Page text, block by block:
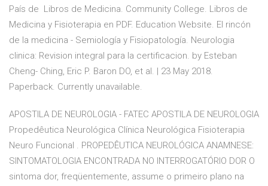
País de Libros de Medicina. Community College. Libros de
Medicina y Fisioterapia en PDF. Education Website. El rincón
de la medicina - Semiología y Fisiopatología. Neurologia
clinica: Revision integral para la certificacion. by Esteban
Cheng- Ching, Eric P. Baron DO, et al. | 23 May 2018.
Paperback. Currently unavailable.
APOSTILA DE NEUROLOGIA - FATEC APOSTILA DE NEUROLOGIA
Propedêutica Neurológica Clínica Neurológica Fisioterapia
Neuro Funcional . PROPEDÊUTICA NEUROLÓGICA ANAMNESE:
SINTOMATOLOGIA ENCONTRADA NO INTERROGATÓRIO DOR O
sintoma dor, freqüentemente, assume o primeiro plano na